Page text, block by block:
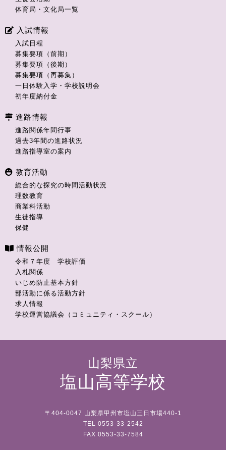
体育局・文化局一覧
入試情報
入試日程
募集要項（前期）
募集要項（後期）
募集要項（再募集）
一日体験入学・学校説明会
初年度納付金
進路情報
進路関係年間行事
過去3年間の進路状況
進路指導室の案内
教育活動
総合的な探究の時間活動状況
理数教育
商業科活動
生徒指導
保健
情報公開
令和７年度 学校評価
入札関係
いじめ防止基本方針
部活動に係る活動方針
求人情報
学校運営協議会（コミュニティ・スクール）
山梨県立
塩山高等学校
〒404-0047 山梨県甲州市塩山三日市場440-1
TEL 0553-33-2542
FAX 0553-33-7584